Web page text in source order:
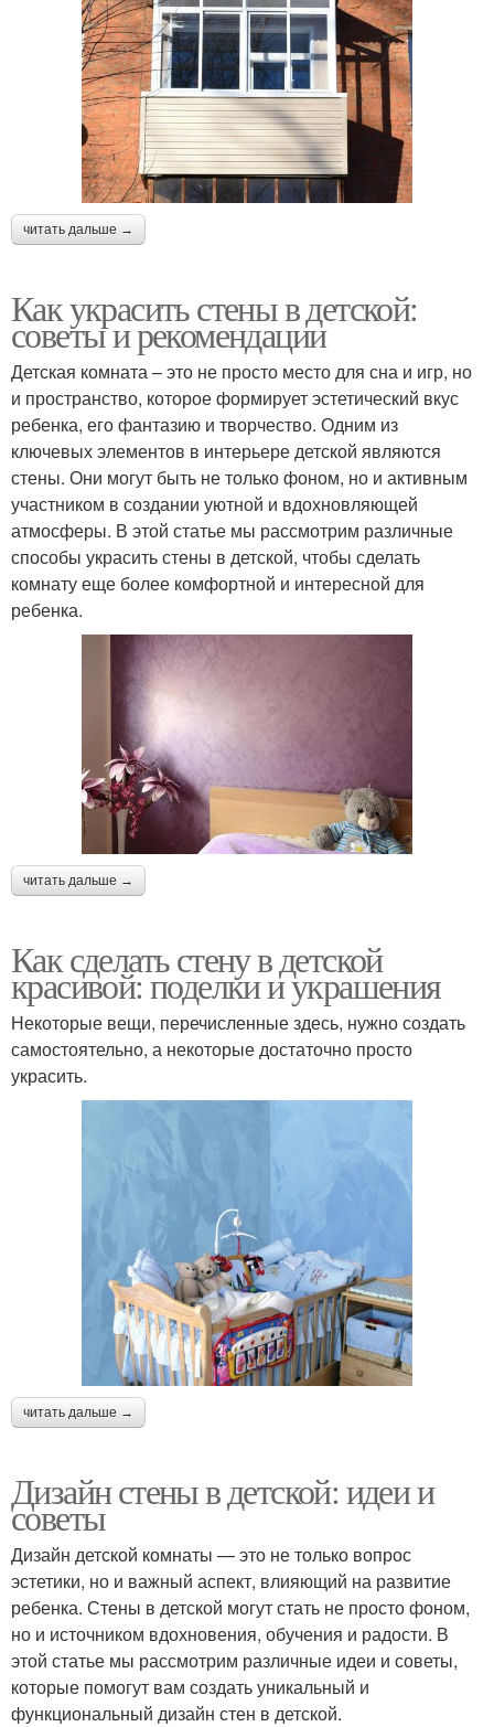
читать дальше →
Как украсить стены в детской:
советы и рекомендации
Детская комната – это не просто место для сна и игр, но
и пространство, которое формирует эстетический вкус
ребенка, его фантазию и творчество. Одним из
ключевых элементов в интерьере детской являются
стены. Они могут быть не только фоном, но и активным
участником в создании уютной и вдохновляющей
атмосферы. В этой статье мы рассмотрим различные
способы украсить стены в детской, чтобы сделать
комнату еще более комфортной и интересной для
ребенка.
читать дальше →
Как сделать стену в детской
красивой: поделки и украшения
Некоторые вещи, перечисленные здесь, нужно создать
самостоятельно, а некоторые достаточно просто
украсить.
читать дальше →
Дизайн стены в детской: идеи и
советы
Дизайн детской комнаты — это не только вопрос
эстетики, но и важный аспект, влияющий на развитие
ребенка. Стены в детской могут стать не просто фоном,
но и источником вдохновения, обучения и радости. В
этой статье мы рассмотрим различные идеи и советы,
которые помогут вам создать уникальный и
функциональный дизайн стен в детской.